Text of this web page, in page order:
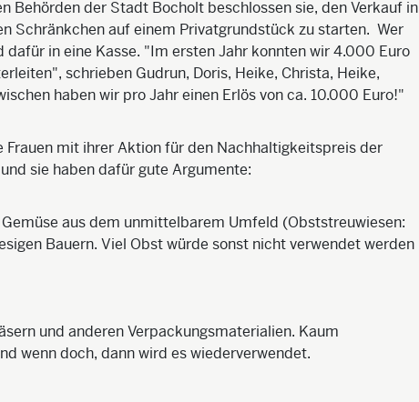
Behörden der Stadt Bocholt beschlossen sie, den Verkauf in
Schränkchen auf einem Privatgrundstück zu starten. Wer
dafür in eine Kasse. "Im ersten Jahr konnten wir 4.000 Euro
schrieben Gudrun, Doris, Heike, Christa, Heike,
haben wir pro Jahr einen Erlös von ca. 10.000 Euro!"
Frauen mit ihrer Aktion für den Nachhaltigkeitspreis der
sie haben dafür gute Argumente:
aus dem unmittelbarem Umfeld (Obststreuwiesen:
Bauern. Viel Obst würde sonst nicht verwendet werden
und anderen Verpackungsmaterialien. Kaum
wenn doch, dann wird es wiederverwendet.